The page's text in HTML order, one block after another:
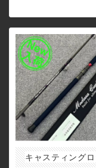
キャスティングロ